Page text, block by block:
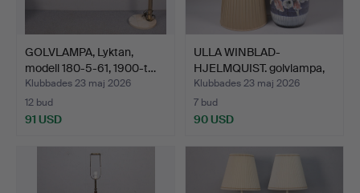
GOLVLAMPA, Lyktan,
modell 180-5-61, 1900-t…
Klubbades 23 maj 2026
12 bud
91 USD
ULLA WINBLAD-
HJELMQUIST. golvlampa,
Alings…
Klubbades 23 maj 2026
7 bud
90 USD